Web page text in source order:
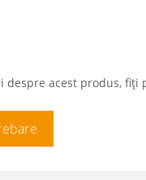
despre acest produs,